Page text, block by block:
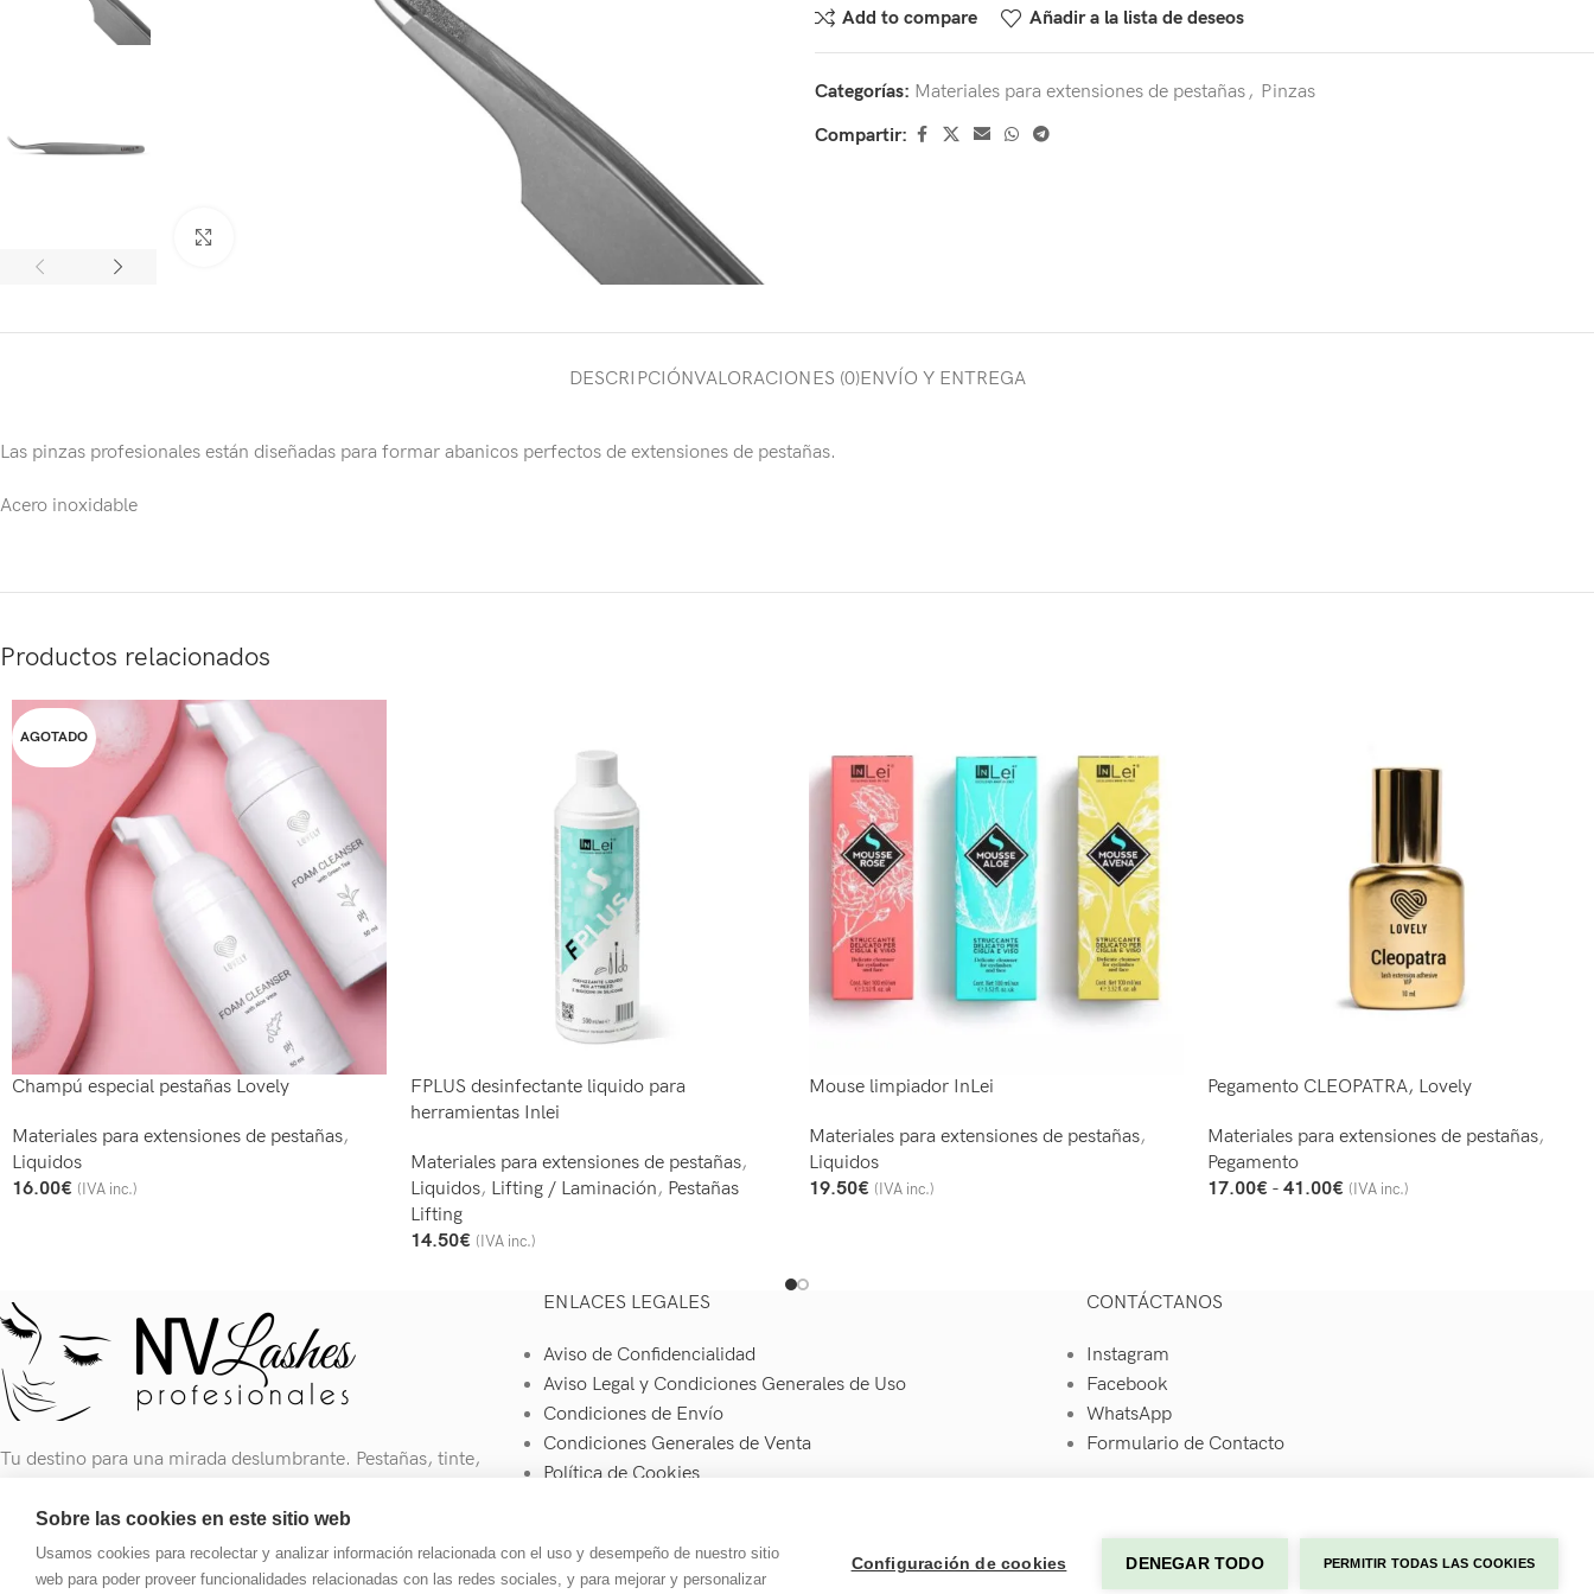
Add to compare
Añadir a la lista de deseos
Categorías: Materiales para extensiones de pestañas, Pinzas
Compartir:
DESCRIPCIÓNVALORACIONES (0)ENVÍO Y ENTREGA
Las pinzas profesionales están diseñadas para formar abanicos perfectos de extensiones de pestañas.
Acero inoxidable
Productos relacionados
AGOTADO
Champú especial pestañas Lovely
Materiales para extensiones de pestañas,
Liquidos
16.00€ (IVA inc.)
FPLUS desinfectante liquido para
herramientas Inlei
Materiales para extensiones de pestañas,
Liquidos, Lifting / Laminación, Pestañas
Lifting
14.50€ (IVA inc.)
Mouse limpiador InLei
Materiales para extensiones de pestañas,
Liquidos
19.50€ (IVA inc.)
Pegamento CLEOPATRA, Lovely
Materiales para extensiones de pestañas,
Pegamento
17.00€ - 41.00€ (IVA inc.)
Tu destino para una mirada deslumbrante. Pestañas, tinte,
Teléfono: 613 181 401
ENLACES LEGALES
Aviso de Confidencialidad
Aviso Legal y Condiciones Generales de Uso
Condiciones de Envío
Condiciones Generales de Venta
Política de Cookies
Seguridad y Protección a Compradores y Pago Seguro
CONTÁCTANOS
Instagram
Facebook
WhatsApp
Formulario de Contacto
Sobre las cookies en este sitio web
Usamos cookies para recolectar y analizar información relacionada con el uso y desempeño de nuestro sitio
web para poder proveer funcionalidades relacionadas con las redes sociales, y para mejorar y personalizar
Configuración de cookies DENEGAR TODO PERMITIR TODAS LAS COOKIES